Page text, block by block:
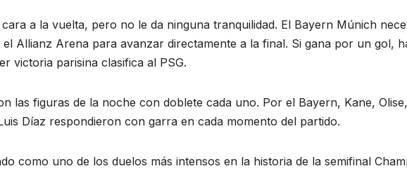
a la vuelta, pero no le da ninguna tranquilidad. El Bayern Múnich
Allianz Arena para avanzar directamente a la final. Si gana por un gol,
victoria parisina clasifica al PSG.
las figuras de la noche con doblete cada uno. Por el Bayern, Kane, Olise,
Díaz respondieron con garra en cada momento del partido.
como uno de los duelos más intensos en la historia de la semifinal